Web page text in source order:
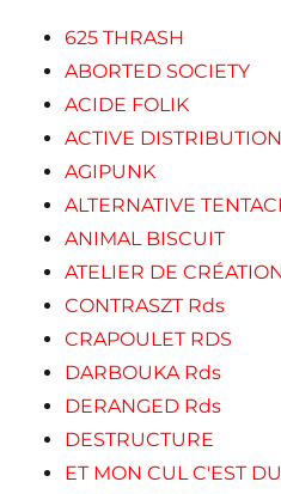
625 THRASH
ABORTED SOCIETY
ACIDE FOLIK
ACTIVE DISTRIBUTION
AGIPUNK
ALTERNATIVE
ANIMAL BISCUIT
ATELIER DE
CONTRASZT Rds
CRAPOULET RDS
DARBOUKA Rds
DERANGED Rds
DESTRUCTURE
ET MON CUL C'EST